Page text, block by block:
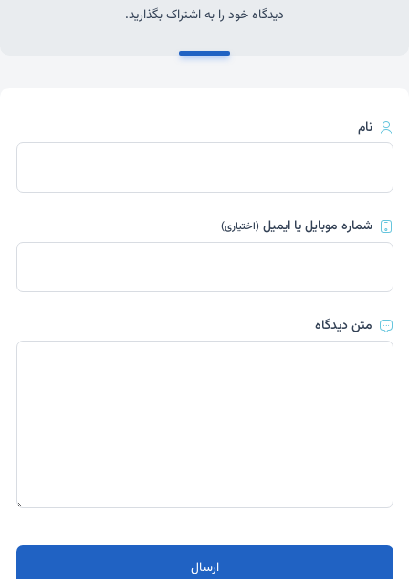
دیدگاه خود را به اشتراک بگذارید.
نام
شماره موبایل یا ایمیل(اختیاری)
متن دیدگاه
ارسال